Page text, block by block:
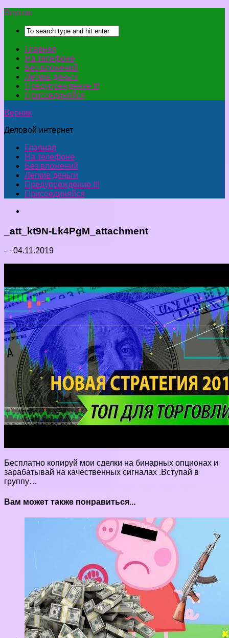
Верняк
Главная
На телефоне
Без вложений
Легкие деньги
Предупреждение !!!
Присоединяйся
Верняк
Деловой интернет
Главная
На телефоне
Без вложений
Легкие деньги
Предупреждение !!!
Присоединяйся
_att_kt9N-Lk4PgM_attachment
- · 04.11.2019
Бесплатно копируй мои сделки на бинарных опционах и
зарабатывай на качественных сигналах .Вступай в
группу…
Вам может также понравиться...